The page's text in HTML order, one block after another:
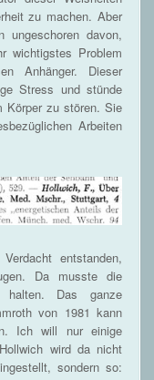
zu machen. Aber
ungeschoren davon,
wichtigstes Problem
Anhänger. Dieser
Stress und stünde
Körper zu stören. Sie
Arbeiten
entstanden,
Da musste die
halten. Das ganze
von 1981 kann
Ich will nur einige
wird da nicht
sondern so: